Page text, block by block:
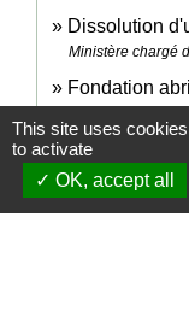
Dissolution
Ministère chargé
Fondation
This site uses
to activate
OK, accept all